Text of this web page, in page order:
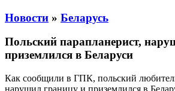
Новости » Беларусь
Польский парапланерист,
приземлился в Беларуси
Как сообщили в ГПК, польский